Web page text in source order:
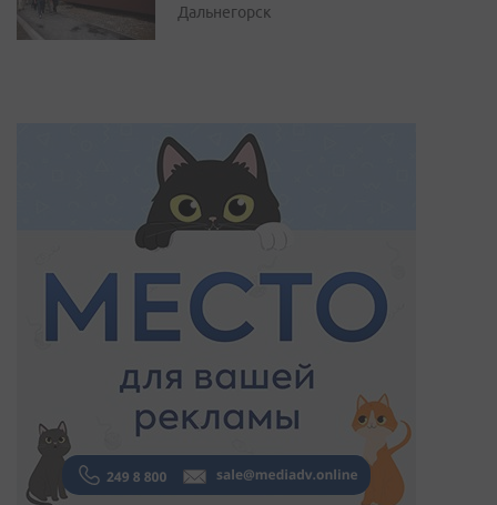
Дальнегорск